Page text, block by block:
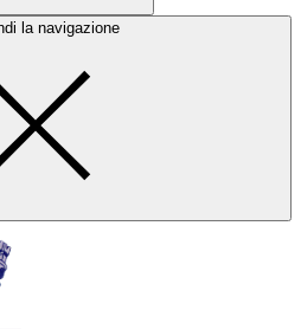
la navigazione